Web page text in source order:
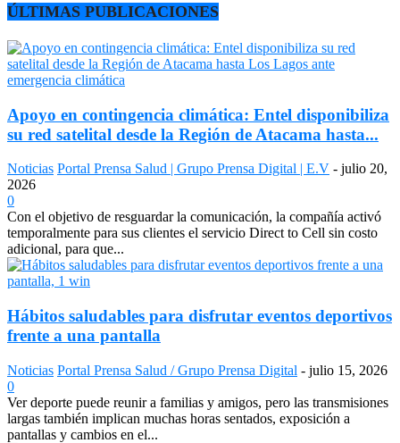
ÚLTIMAS PUBLICACIONES
Apoyo en contingencia climática: Entel disponibiliza
su red satelital desde la Región de Atacama hasta...
Noticias Portal Prensa Salud | Grupo Prensa Digital | E.V - julio 20,
2026
0
Con el objetivo de resguardar la comunicación, la compañía activó
temporalmente para sus clientes el servicio Direct to Cell sin costo
adicional, para que...
Hábitos saludables para disfrutar eventos deportivos
frente a una pantalla
Noticias Portal Prensa Salud / Grupo Prensa Digital - julio 15, 2026
0
Ver deporte puede reunir a familias y amigos, pero las transmisiones
largas también implican muchas horas sentados, exposición a
pantallas y cambios en el...